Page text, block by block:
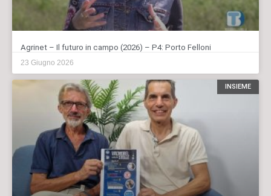
Agrinet – Il futuro in campo (2026) – P4: Porto Felloni
23 Giugno 2026
INSIEME